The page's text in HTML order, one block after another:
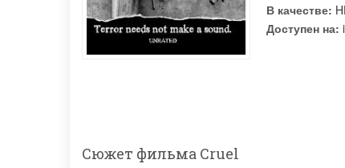
В качестве:
Доступен на:
Сюжет фильма Cruel